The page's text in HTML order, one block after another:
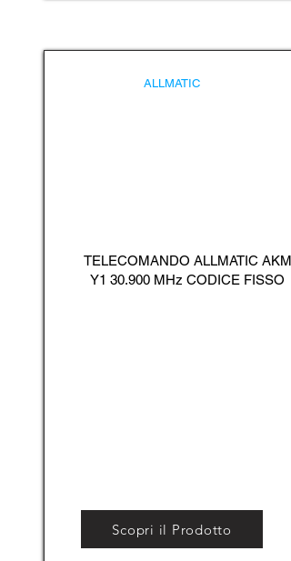
ALLMATIC
TELECOMANDO ALLMATIC AKM
Y1 30.900 MHz CODICE FISSO
Scopri il Prodotto